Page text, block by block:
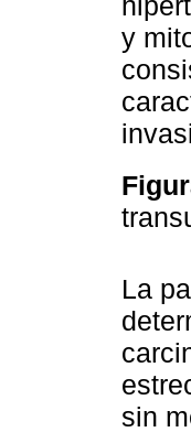
y
La
sin